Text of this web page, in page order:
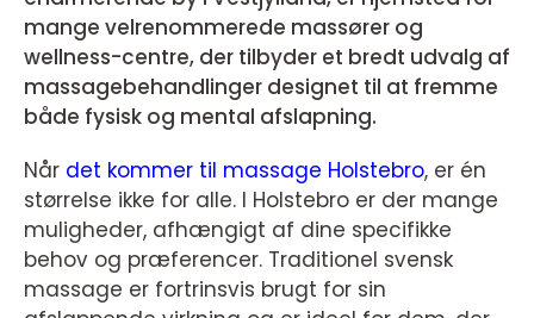
mange velrenommerede massører og
wellness-centre, der tilbyder et bredt udvalg af
massagebehandlinger designet til at fremme
både fysisk og mental afslapning.
Når det kommer til massage Holstebro, er én
størrelse ikke for alle. I Holstebro er der mange
muligheder, afhængigt af dine specifikke
behov og præferencer. Traditionel svensk
massage er fortrinsvis brugt for sin